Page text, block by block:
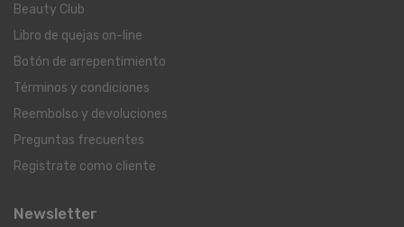
Beauty Club
Libro de quejas on-line
Botón de arrepentimiento
Términos y condiciones
Reembolso y devoluciones
Preguntas frecuentes
Registrate como cliente
Newsletter